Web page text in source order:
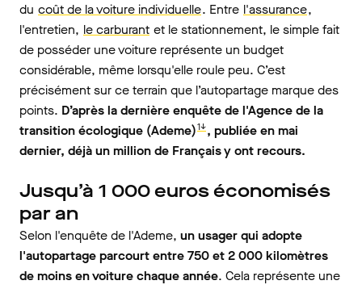
du coût de la voiture individuelle. Entre l'assurance,
l'entretien, le carburant et le stationnement, le simple fait
de posséder une voiture représente un budget
considérable, même lorsqu'elle roule peu. C’est
précisément sur ce terrain que l’autopartage marque des
points. D’après la dernière enquête de l'Agence de la
transition écologique (Ademe)1↓, publiée en mai
dernier, déjà un million de Français y ont recours.
Jusqu’à 1 000 euros économisés
par an
Selon l'enquête de l'Ademe, un usager qui adopte
l'autopartage parcourt entre 750 et 2 000 kilomètres
de moins en voiture chaque année. Cela représente une